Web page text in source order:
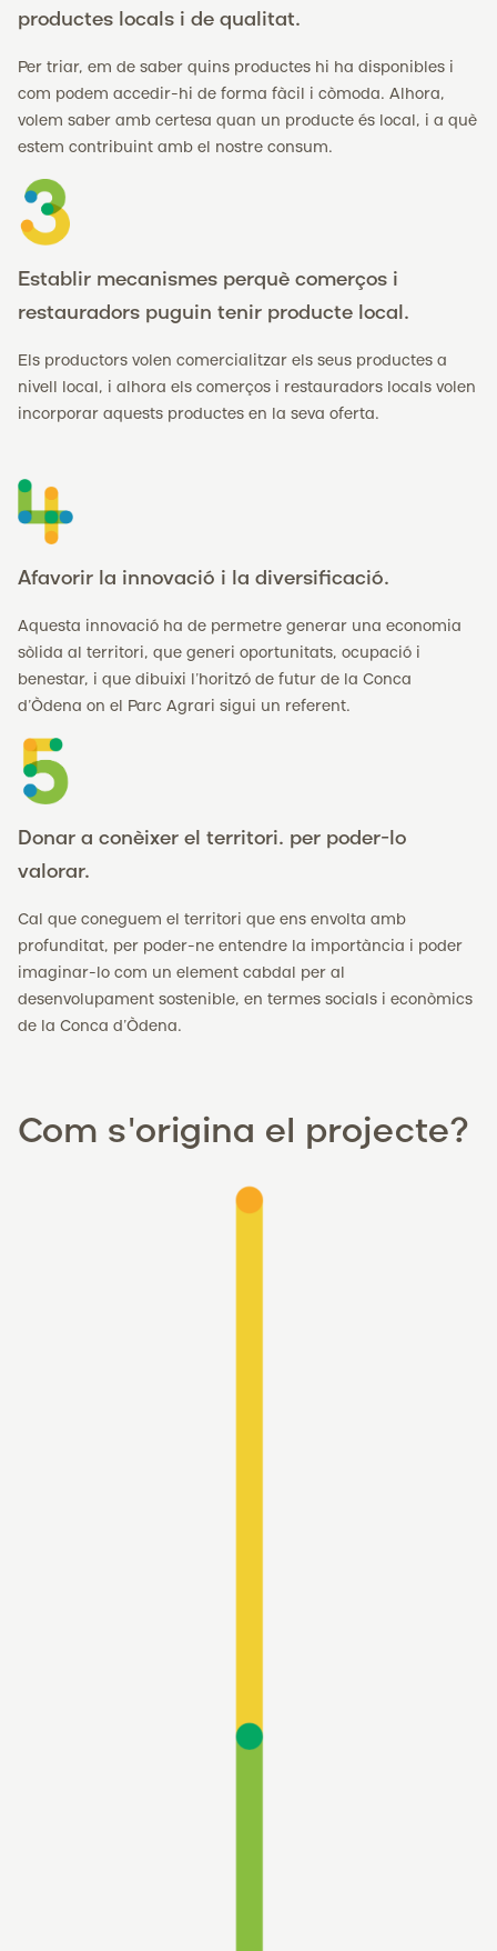
productes locals i de qualitat.
Per triar, em de saber quins productes hi ha disponibles i
com podem accedir-hi de forma fàcil i còmoda. Alhora,
volem saber amb certesa quan un producte és local, i a què
estem contribuint amb el nostre consum.
Establir mecanismes perquè comerços i
restauradors puguin tenir producte local.
Els productors volen comercialitzar els seus productes a
nivell local, i alhora els comerços i restauradors locals volen
incorporar aquests productes en la seva oferta.
Afavorir la innovació i la diversificació.
Aquesta innovació ha de permetre generar una economia
sòlida al territori, que generi oportunitats, ocupació i
benestar, i que dibuixi l’horitzó de futur de la Conca
d’Òdena on el Parc Agrari sigui un referent.
Donar a conèixer el territori. per poder-lo
valorar.
Cal que coneguem el territori que ens envolta amb
profunditat, per poder-ne entendre la importància i poder
imaginar-lo com un element cabdal per al
desenvolupament sostenible, en termes socials i econòmics
de la Conca d’Òdena.
Com s'origina el projecte?